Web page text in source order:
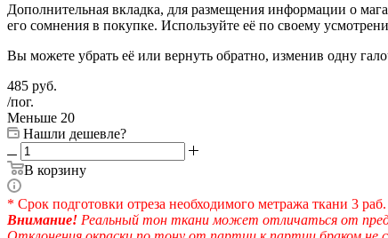
Дополнительная вкладка, для размещения информации о
его сомнения в покупке. Используйте её по своему
Вы можете убрать её или вернуть обратно, изменив одну
485 руб.
/пог.
Меньше 20
Нашли дешевле?
В корзину
* Срок подготовки отреза необходимого метража ткани 3
Внимание! Реальный тон ткани может отличаться от